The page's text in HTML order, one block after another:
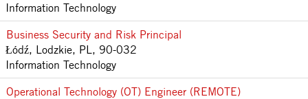
Information Technology
Business Security and Risk Principal
Łódź, Lodzkie, PL, 90-032
Information Technology
Operational Technology (OT) Engineer (REMOTE)